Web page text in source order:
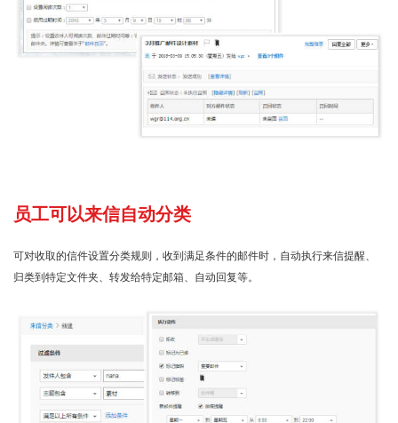
员工可以来信自动分类
可对收取的信件设置分类规则，收到满足条件的邮件时，自动执行来信提醒、
归类到特定文件夹、转发给特定邮箱、自动回复等。